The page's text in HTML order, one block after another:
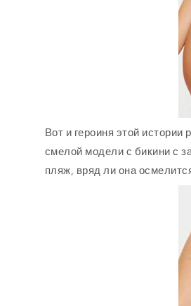
Вот и героиня этой
смелой модели с бикини с
пляж, вряд ли она